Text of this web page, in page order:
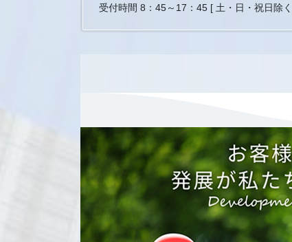
受付時間 8：45～17：45 [ 土・日・祝日除